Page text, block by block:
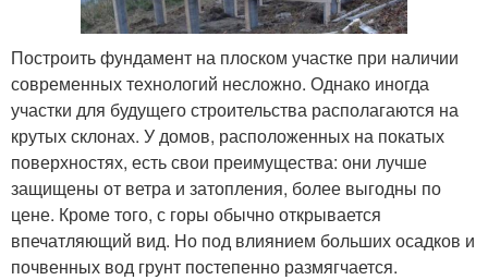
Построить фундамент на плоском участке при наличии
современных технологий несложно. Однако иногда
участки для будущего строительства располагаются на
крутых склонах. У домов, расположенных на покатых
поверхностях, есть свои преимущества: они лучше
защищены от ветра и затопления, более выгодны по
цене. Кроме того, с горы обычно открывается
впечатляющий вид. Но под влиянием больших осадков и
почвенных вод грунт постепенно размягчается.